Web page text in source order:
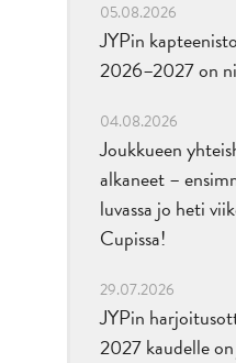
05.08.2026
JYPin
2026–2027 on
04.08.2026
Joukkueen
alkaneet –
luvassa jo heti
Cupissa!
29.07.2026
JYPin
2027 kaudelle